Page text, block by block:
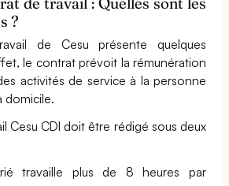
?
de Cesu présente quelques
le contrat prévoit la rémunération
activités de service à la personne
domicile.
Cesu CDI doit être rédigé sous deux
travaille plus de 8 heures par